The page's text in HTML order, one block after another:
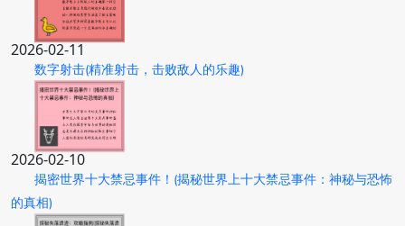
2026-02-11
数字射击(精准射击，击败敌人的乐趣)
2026-02-10
揭密世界十大禁忌事件！(揭秘世界上十大禁忌事件：神秘与恐怖
的真相)